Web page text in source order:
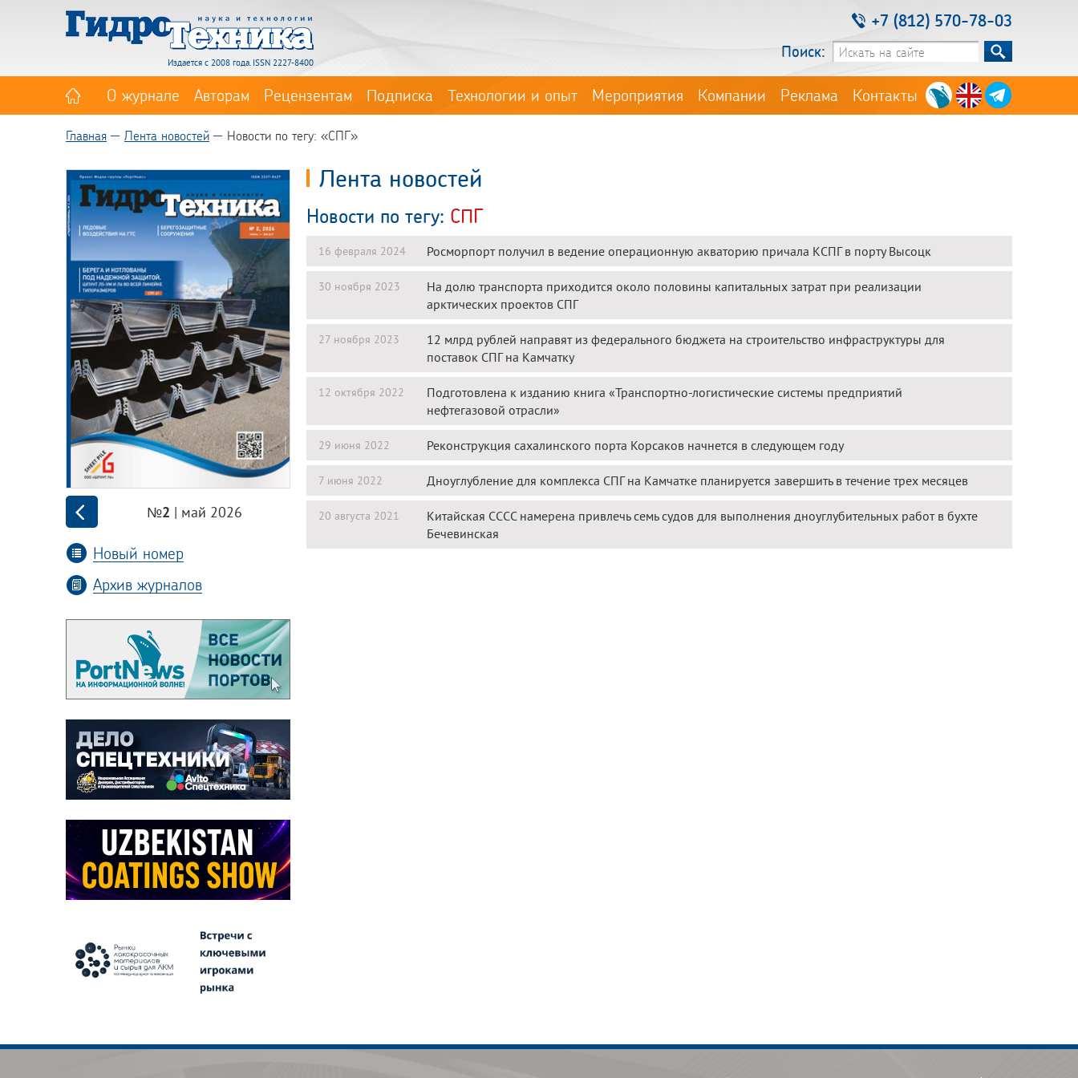
Издается с 2008 года. ISSN 2227-8400
+7 (812) 570-78-03
Поиск:
О журнале Авторам Рецензентам Подписка Технологии и опыт Мероприятия Компании Реклама Контакты
Главная Лента новостей Новости по тегу: «СПГ»
№2 | май 2026
Новый номер
Архив журналов
Лента новостей
Новости по тегу: СПГ
16 февраля 2024 Росморпорт получил в ведение операционную акваторию причала КСПГ в порту Высоцк
30 ноября 2023
На долю транспорта приходится около половины капитальных затрат при реализации
арктических проектов СПГ
27 ноября 2023
12 млрд рублей направят из федерального бюджета на строительство инфраструктуры для
поставок СПГ на Камчатку
12 октября 2022
Подготовлена к изданию книга «Транспортно-логистические системы предприятий
нефтегазовой отрасли»
29 июня 2022 Реконструкция сахалинского порта Корсаков начнется в следующем году
7 июня 2022 Дноуглубление для комплекса СПГ на Камчатке планируется завершить в течение трех месяцев
20 августа 2021
Китайская СССС намерена привлечь семь судов для выполнения дноуглубительных работ в бухте
Бечевинская